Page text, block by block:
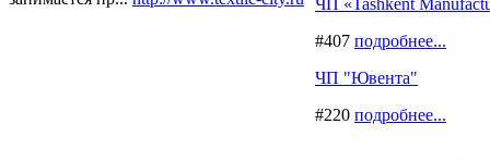
ЧП «Tashkent
#407 подробнее...
ЧП "Ювента"
#220 подробнее...